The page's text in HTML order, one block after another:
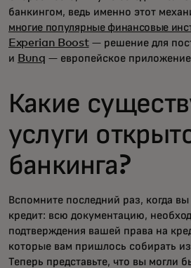
банкингом, ведь именно этот
многие популярные финансовые
Experian Boost— решение для
и Bunq — европейское
Какие
услуги
банкинга?
Вспомните последний раз, когда вы
кредит: всю документацию,
подтверждения вашей права на
которые вам пришлось собирать
Теперь представьте, что вы могли